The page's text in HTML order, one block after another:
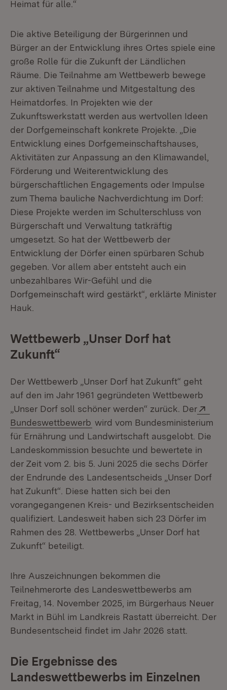
Heimat für alle.“
Die aktive Beteiligung der Bürgerinnen und
Bürger an der Entwicklung ihres Ortes spiele eine
große Rolle für die Zukunft der Ländlichen
Räume. Die Teilnahme am Wettbewerb bewege
zur aktiven Teilnahme und Mitgestaltung des
Heimatdorfes. In Projekten wie der
Zukunftswerkstatt werden aus wertvollen Ideen
der Dorfgemeinschaft konkrete Projekte. „Die
Entwicklung eines Dorfgemeinschaftshauses,
Aktivitäten zur Anpassung an den Klimawandel,
Förderung und Weiterentwicklung des
bürgerschaftlichen Engagements oder Impulse
zum Thema bauliche Nachverdichtung im Dorf:
Diese Projekte werden im Schulterschluss von
Bürgerschaft und Verwaltung tatkräftig
umgesetzt. So hat der Wettbewerb der
Entwicklung der Dörfer einen spürbaren Schub
gegeben. Vor allem aber entsteht auch ein
unbezahlbares Wir-Gefühl und die
Dorfgemeinschaft wird gestärkt“, erklärte Minister
Hauk.
Wettbewerb „Unser Dorf hat
Zukunft“
Der Wettbewerb „Unser Dorf hat Zukunft“ geht
auf den im Jahr 1961 gegründeten Wettbewerb
„Unser Dorf soll schöner werden“ zurück. Der
Bundeswettbewerb (Öffnet in neuem Fenster)
wird vom Bundesministerium
für Ernährung und Landwirtschaft ausgelobt. Die
Landeskommission besuchte und bewertete in
der Zeit vom 2. bis 5. Juni 2025 die sechs Dörfer
der Endrunde des Landesentscheids „Unser Dorf
hat Zukunft“. Diese hatten sich bei den
vorangegangenen Kreis- und Bezirksentscheiden
qualifiziert. Landesweit haben sich 23 Dörfer im
Rahmen des 28. Wettbewerbs „Unser Dorf hat
Zukunft“ beteiligt.
Ihre Auszeichnungen bekommen die
Teilnehmerorte des Landeswettbewerbs am
Freitag, 14. November 2025, im Bürgerhaus Neuer
Markt in Bühl im Landkreis Rastatt überreicht. Der
Bundesentscheid findet im Jahr 2026 statt.
Die Ergebnisse des
Landeswettbewerbs im Einzelnen